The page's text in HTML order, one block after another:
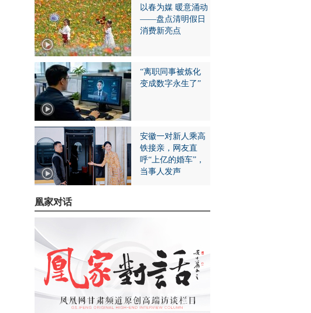
以春为媒 暖意涌动
——盘点清明假日
消费新亮点
“离职同事被炼化
变成数字永生了”
安徽一对新人乘高
铁接亲，网友直
呼“上亿的婚车”，
当事人发声
凰家对话